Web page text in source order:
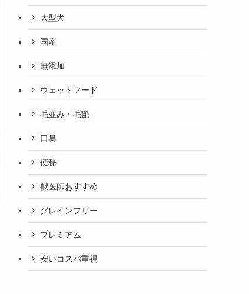
大型犬
国産
無添加
ウェットフード
毛並み・毛艶
口臭
便秘
獣医師おすすめ
グレインフリー
プレミアム
安いコスパ重視